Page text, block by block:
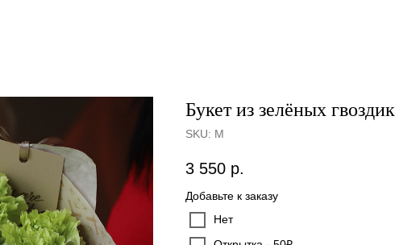
Букет из зелёных гвоздик
SKU: М
3 550 р.
Добавьте к заказу
Нет